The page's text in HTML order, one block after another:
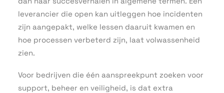
leverancier die open kan uitleggen hoe incidenten
zijn aangepakt, welke lessen daaruit kwamen en
hoe processen verbeterd zijn, laat volwassenheid
zien.
Voor bedrijven die één aanspreekpunt zoeken voor
support, beheer en veiligheid, is dat extra